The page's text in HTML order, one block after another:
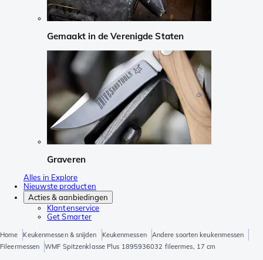
Gemaakt in de Verenigde Staten
Graveren
Alles in Explore
Nieuwste producten
Acties & aanbiedingen
Klantenservice
Get Smarter
Home Keukenmessen & snijden Keukenmessen
Andere soorten keukenmessen
Fileermessen
WMF Spitzenklasse Plus 1895936032 fileermes, 17 cm